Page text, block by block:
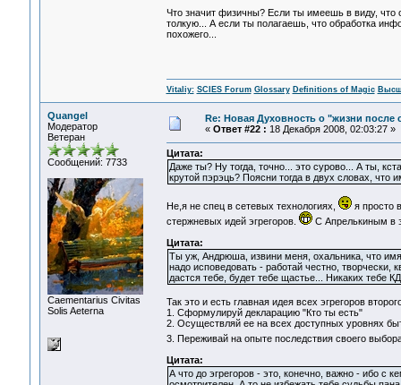
Что значит физичны? Если ты имеешь в виду, что
толкую... А если ты полагаешь, что обработка
похожего...
Vitaliy: SCIES Forum Glossary Definitions of Magic
Quangel
Модератор
Ветеран
Сообщений: 7733
Сaementarius Civitas
Solis Aeterna
Re: Новая Духовность о "жизни после
« Ответ #22 : 18 Декабря 2008, 02:03:27 »
Цитата:
Даже ты? Ну тогда, точно... это сурово... А ты,
крутой пэрэць? Поясни тогда в двух словах, что
Не,я не спец в сетевых технологиях,
я просто
стержневых идей эгрегоров.
С Апрелькиным в
Цитата:
Ты уж, Андрюша, извини меня, охальника, что
надо исповедовать - работай честно, творчески,
дастся тебе, будет тебе щастье... Никаких тебе
Так это и есть главная идея всех эгрегоров
1. Сформулируй декларацию "Кто ты есть"
2. Осуществляй ее на всех доступных уровнях
3. Переживай на опыте последствия своего
Цитата:
А что до эгрегоров - это, конечно, важно - ибо с